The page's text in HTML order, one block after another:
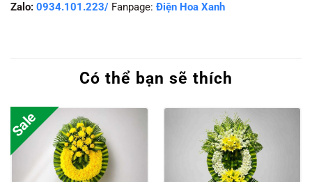
Zalo: 0934.101.223/ Fanpage: Điện Hoa Xanh
Có thể bạn sẽ thích
Sale